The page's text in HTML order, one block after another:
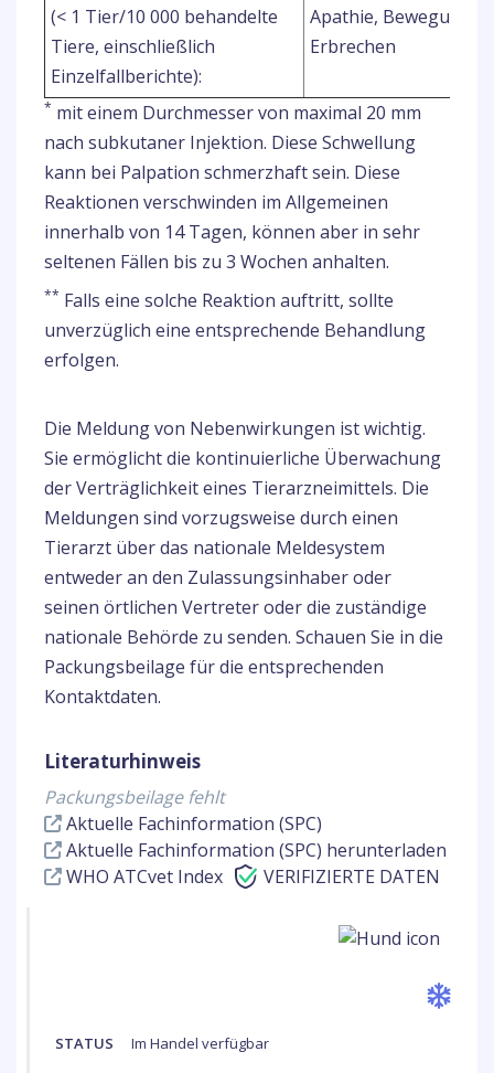
(< 1 Tier/10 000 behandelte
Tiere, einschließlich
Einzelfallberichte):
Apathie,
Erbrechen
* mit einem Durchmesser von maximal 20 mm
nach subkutaner Injektion. Diese Schwellung
kann bei Palpation schmerzhaft sein. Diese
Reaktionen verschwinden im Allgemeinen
innerhalb von 14 Tagen, können aber in sehr
seltenen Fällen bis zu 3 Wochen anhalten.
** Falls eine solche Reaktion auftritt, sollte
unverzüglich eine entsprechende Behandlung
erfolgen.
Die Meldung von Nebenwirkungen ist wichtig.
Sie ermöglicht die kontinuierliche Überwachung
der Verträglichkeit eines Tierarzneimittels. Die
Meldungen sind vorzugsweise durch einen
Tierarzt über das nationale Meldesystem
entweder an den Zulassungsinhaber oder
seinen örtlichen Vertreter oder die zuständige
nationale Behörde zu senden. Schauen Sie in die
Packungsbeilage für die entsprechenden
Kontaktdaten.
Literaturhinweis
Packungsbeilage fehlt
Aktuelle Fachinformation (SPC)
Aktuelle Fachinformation (SPC) herunterladen
WHO ATCvet Index
VERIFIZIERTE DATEN
STATUS Im Handel verfügbar